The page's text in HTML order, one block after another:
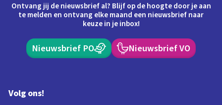
Ontvang jij de nieuwsbrief al? Blijf op de hoogte door je aan
te melden en ontvang elke maand een nieuwsbrief naar
keuze in je inbox!
Nieuwsbrief PO Nieuwsbrief VO
Volg ons!